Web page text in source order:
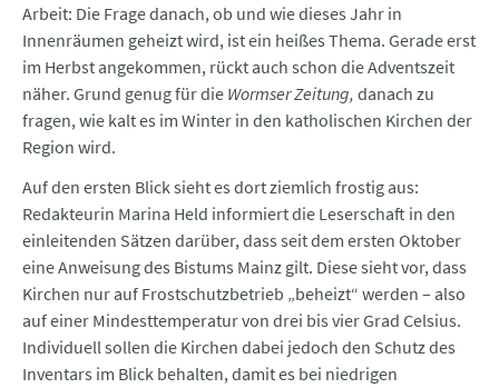
Arbeit: Die Frage danach, ob und wie dieses Jahr in
Innenräumen geheizt wird, ist ein heißes Thema. Gerade erst
im Herbst angekommen, rückt auch schon die Adventszeit
näher. Grund genug für die Wormser Zeitung, danach zu
fragen, wie kalt es im Winter in den katholischen Kirchen der
Region wird.
Auf den ersten Blick sieht es dort ziemlich frostig aus:
Redakteurin Marina Held informiert die Leserschaft in den
einleitenden Sätzen darüber, dass seit dem ersten Oktober
eine Anweisung des Bistums Mainz gilt. Diese sieht vor, dass
Kirchen nur auf Frostschutzbetrieb „beheizt“ werden – also
auf einer Mindesttemperatur von drei bis vier Grad Celsius.
Individuell sollen die Kirchen dabei jedoch den Schutz des
Inventars im Blick behalten, damit es bei niedrigen